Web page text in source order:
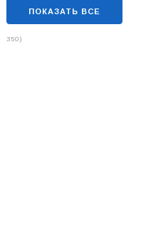
ПОКАЗАТЬ ВСЕ
350)